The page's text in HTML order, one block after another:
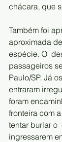
chácara, que
Também foi
aproximada
espécie. O
passageiros
Paulo/SP. Já
entraram
foram
fronteira com
tentar burlar o
ingressarem